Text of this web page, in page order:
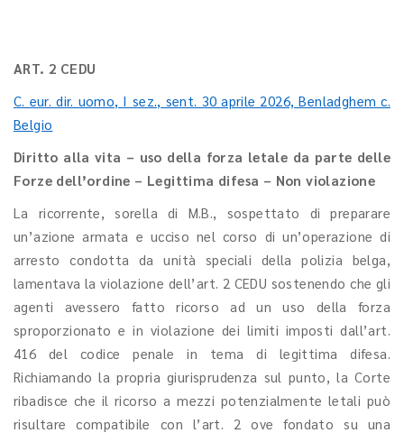
ART. 2 CEDU
C. eur. dir. uomo, I sez., sent. 30 aprile 2026, Benladghem c.
Belgio
Diritto alla vita – uso della forza letale da parte delle
Forze dell’ordine – Legittima difesa – Non violazione
La ricorrente, sorella di M.B., sospettato di preparare
un’azione armata e ucciso nel corso di un’operazione di
arresto condotta da unità speciali della polizia belga,
lamentava la violazione dell’art. 2 CEDU sostenendo che gli
agenti avessero fatto ricorso ad un uso della forza
sproporzionato e in violazione dei limiti imposti dall’art.
416 del codice penale in tema di legittima difesa.
Richiamando la propria giurisprudenza sul punto, la Corte
ribadisce che il ricorso a mezzi potenzialmente letali può
risultare compatibile con l’art. 2 ove fondato su una